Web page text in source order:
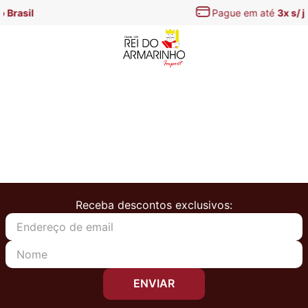
Pague em até3x s/ juros
Receba descontos exclusivos:
ENVIAR